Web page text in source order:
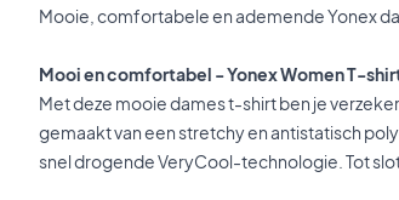
Mooie, comfortabele en ademende Yonex
Mooi en comfortabel - Yonex Women T-
Met deze mooie dames t-shirt ben je
gemaakt van een stretchy en antistatisch
snel drogende VeryCool-technologie. Tot